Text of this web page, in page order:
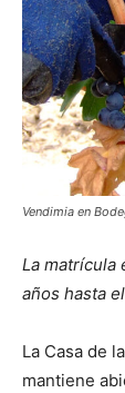
Vendimia en
La matrícula
años hasta
La Casa de
mantiene